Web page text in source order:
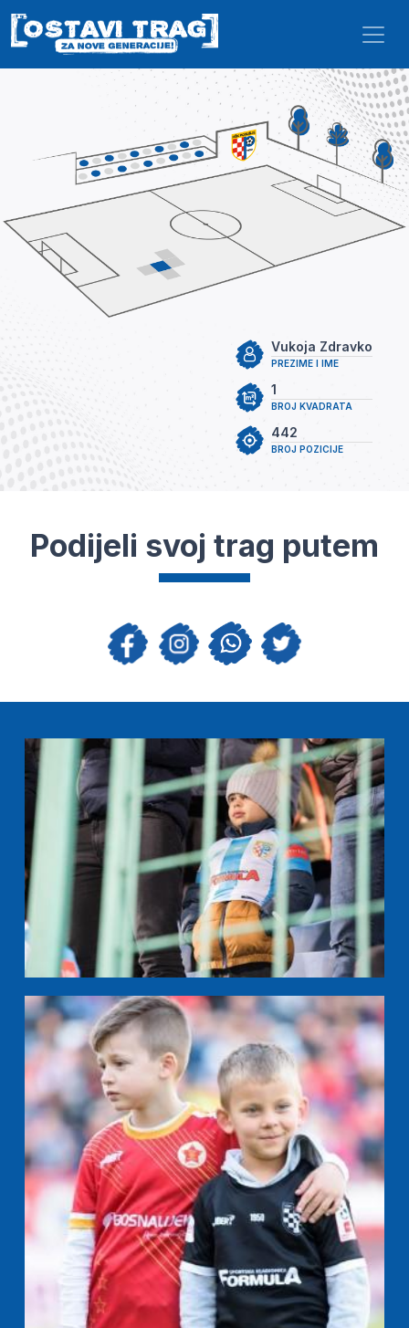
Skip to main content
PREZIME I IME
Vukoja Zdravko
BROJ KVADRATA
1
BROJ POZICIJE
442
Podijeli svoj trag putem